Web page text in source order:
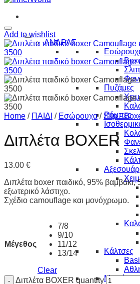
ΑΝΔΡΑΣ
Σλιπ
Πυζάμες
Ρόμπες
Αξεσουάρ
Κάλτσες
Μαγιό
Add to wishlist
Home / ΠΑΙΔΙ / Εσώρουχα / Slip -
Διπλέτα BOXER
13.00 €
Διπλέτα boxer παιδικό, 95% βαμβάκι,
εξωτερικό λάστιχο.
Σχέδιο camouflage και μονόχρωμο.
Μέγεθος
7/8
9/10
11/12
13/14
Clear
Διπλέτα BOXER quantity